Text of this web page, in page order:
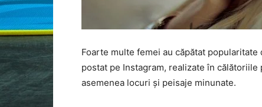
Foarte multe femei au căpătat
postat pe Instagram, realizate în
asemenea locuri și peisaje minunate.